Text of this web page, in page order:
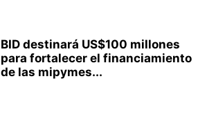
BID destinará US$100 millones
para fortalecer el financiamiento
de las mipymes...